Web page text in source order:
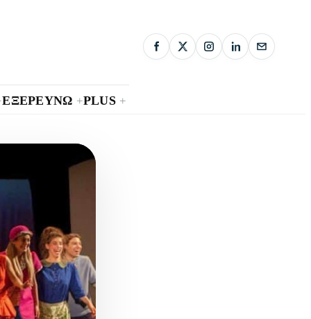
ΕΞΕΡΕΥΝΩ +PLUS +